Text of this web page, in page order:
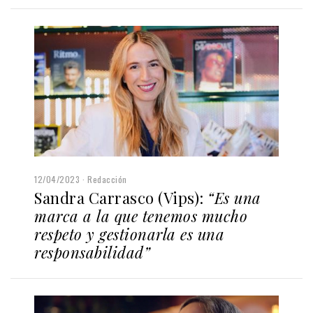
12/04/2023 Redacción
Sandra Carrasco (Vips): “Es una
marca a la que tenemos mucho
respeto y gestionarla es una
responsabilidad”